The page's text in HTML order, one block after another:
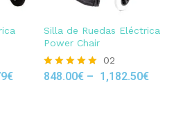
€
Silla de Ruedas Eléctrica
Power Chair
Rated
02
848.00€ – 1,182.50€